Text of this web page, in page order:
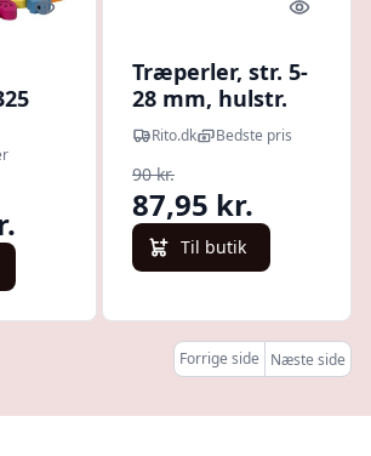
Quick look Quick
Træperler, str. 5-
28 mm, hulstr.
2,5-3 mm, ass.
farver, kinesisk
bærtræ, 175 g,
400ml, ca. 466
stk.
Rito.dk Bedste pris
90 kr.
87,95 kr.
Til butik
Forrige side Næste side